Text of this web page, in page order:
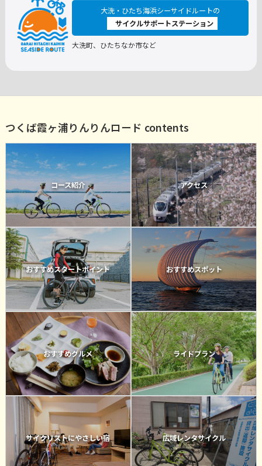
大洗・ひたち海浜シーサイドルートの
サイクルサポートステーション
大洗町、ひたちなか市など
つくば霞ヶ浦りんりんロード contents
コース紹介 アクセス
おすすめスタートポイント おすすめスポット
おすすめグルメ ライドプラン
サイクリストにやさしい宿 広域レンタサイクル